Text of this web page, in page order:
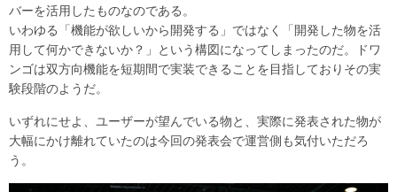
バーを活用したものなのである。
いわゆる「機能が欲しいから開発する」ではなく「開発した物を活
用して何かできないか？」という構図になってしまったのだ。ドワ
ンゴは双方向機能を短期間で実装できることを目指しておりその実
験段階のようだ。
いずれにせよ、ユーザーが望んでいる物と、実際に発表された物が
大幅にかけ離れていたのは今回の発表会で運営側も気付いただろ
う。